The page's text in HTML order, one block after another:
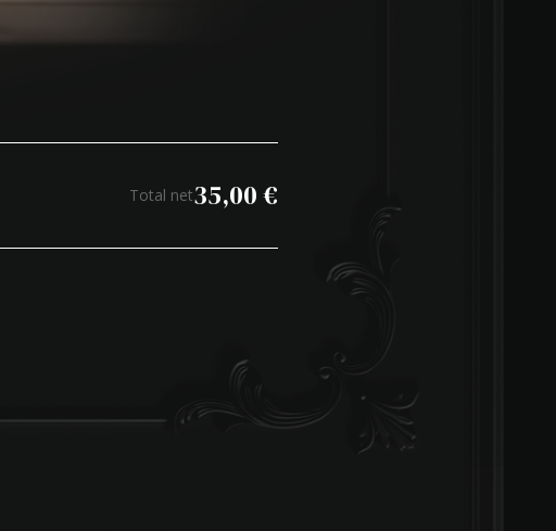
Total net35,00€